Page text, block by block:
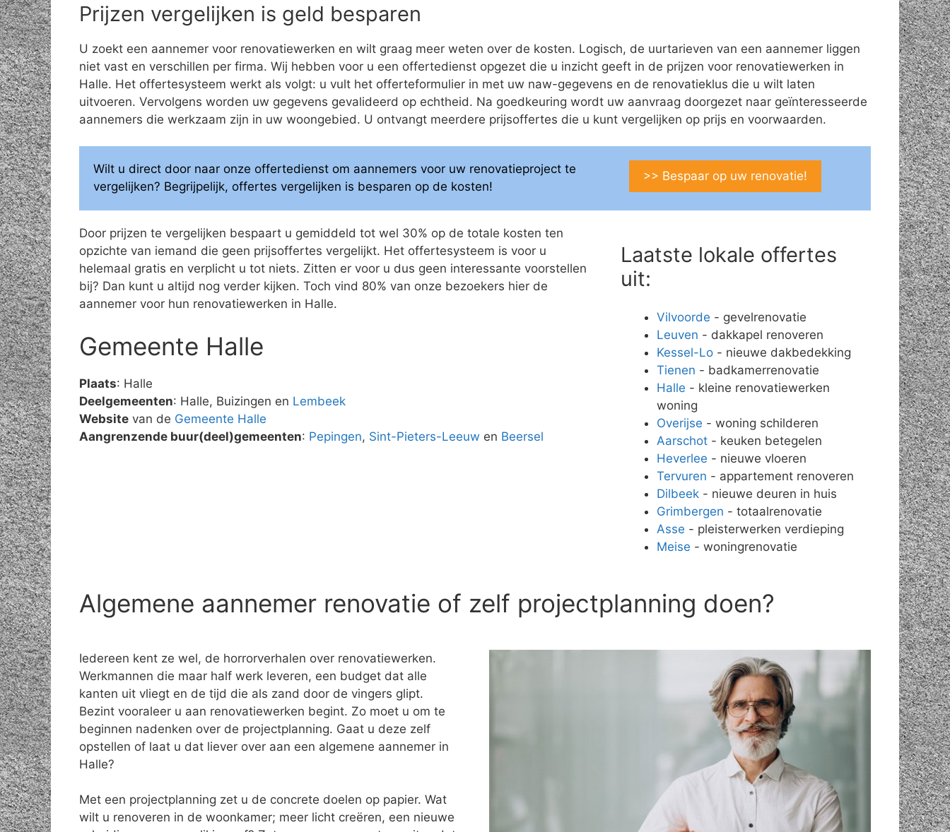
Prijzen vergelijken is geld besparen
U zoekt een aannemer voor renovatiewerken en wilt graag meer weten over de kosten. Logisch, de uurtarieven van een aannemer liggen
niet vast en verschillen per firma. Wij hebben voor u een offertedienst opgezet die u inzicht geeft in de prijzen voor renovatiewerken in
Halle. Het offertesysteem werkt als volgt: u vult het offerteformulier in met uw naw-gegevens en de renovatieklus die u wilt laten
uitvoeren. Vervolgens worden uw gegevens gevalideerd op echtheid. Na goedkeuring wordt uw aanvraag doorgezet naar geïnteresseerde
aannemers die werkzaam zijn in uw woongebied. U ontvangt meerdere prijsoffertes die u kunt vergelijken op prijs en voorwaarden.
Wilt u direct door naar onze offertedienst om aannemers voor uw renovatieproject te
vergelijken? Begrijpelijk, offertes vergelijken is besparen op de kosten!
>> Bespaar op uw renovatie!
Door prijzen te vergelijken bespaart u gemiddeld tot wel 30% op de totale kosten ten
opzichte van iemand die geen prijsoffertes vergelijkt. Het offertesysteem is voor u
helemaal gratis en verplicht u tot niets. Zitten er voor u dus geen interessante voorstellen
bij? Dan kunt u altijd nog verder kijken. Toch vind 80% van onze bezoekers hier de
aannemer voor hun renovatiewerken in Halle.
Gemeente Halle
Plaats: Halle
Deelgemeenten: Halle, Buizingen en Lembeek
Website van de Gemeente Halle
Aangrenzende buur(deel)gemeenten: Pepingen, Sint-Pieters-Leeuw en Beersel
Laatste lokale offertes
uit:
Vilvoorde - gevelrenovatie
Leuven - dakkapel renoveren
Kessel-Lo- nieuwe dakbedekking
Tienen - badkamerrenovatie
Halle - kleine renovatiewerken
woning
Overijse - woning schilderen
Aarschot- keuken betegelen
Heverlee - nieuwe vloeren
Tervuren - appartement renoveren
Dilbeek- nieuwe deuren in huis
Grimbergen - totaalrenovatie
Asse - pleisterwerken verdieping
Meise - woningrenovatie
Algemene aannemer renovatie of zelf projectplanning doen?
Iedereen kent ze wel, de horrorverhalen over renovatiewerken.
Werkmannen die maar half werk leveren, een budget dat alle
kanten uit vliegt en de tijd die als zand door de vingers glipt.
Bezint vooraleer u aan renovatiewerken begint. Zo moet u om te
beginnen nadenken over de projectplanning. Gaat u deze zelf
opstellen of laat u dat liever over aan een algemene aannemer in
Halle?
Met een projectplanning zet u de concrete doelen op papier. Wat
wilt u renoveren in de woonkamer; meer licht creëren, een nieuwe